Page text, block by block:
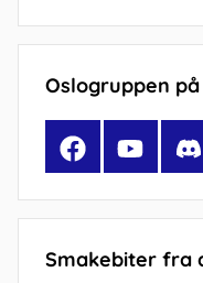
Oslogruppen
FacebookYouTube
Smakebiter fra